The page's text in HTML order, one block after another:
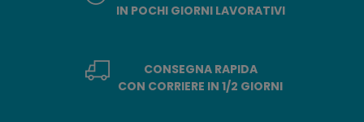
IN POCHI GIORNI LAVORATIVI
CONSEGNA RAPIDA
CON CORRIERE IN 1/2 GIORNI